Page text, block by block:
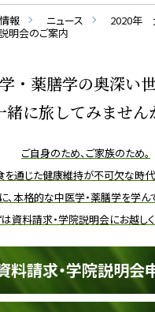
報 ニュース
2020年
明会のご案内
・薬膳学の奥深い世
緒に旅してみません
ご自身のため、ご家族のため。
を通じた健康維持が不可欠な時代
、本格的な中医学・薬膳学を学ん
は資料請求・学院説明会にお越しく
料請求・学院説明会